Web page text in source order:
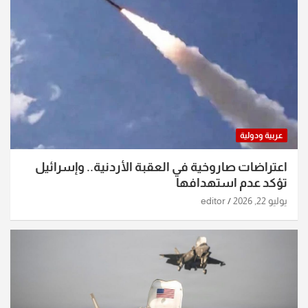
عربية ودولية
اعتراضات صاروخية في العقبة الأردنية.. وإسرائيل
تؤكد عدم استهدافها
يوليو 22, 2026 editor